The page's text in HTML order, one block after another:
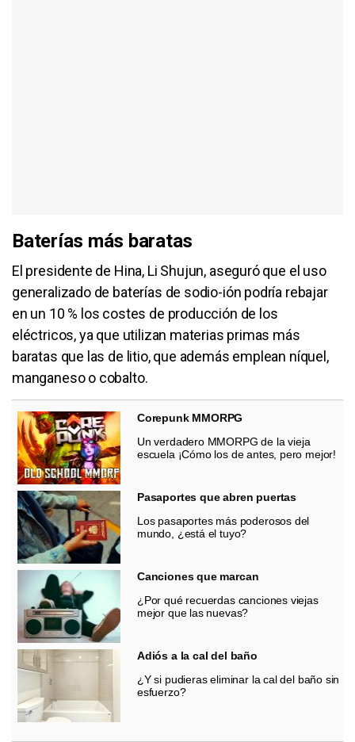
Baterías más baratas
El presidente de Hina, Li Shujun, aseguró que el uso
generalizado de baterías de sodio-ión podría rebajar
en un 10 % los costes de producción de los
eléctricos, ya que utilizan materias primas más
baratas que las de litio, que además emplean níquel,
manganeso o cobalto.
Corepunk MMORPG
Un verdadero MMORPG de la vieja
escuela ¡Cómo los de antes, pero mejor!
Pasaportes que abren puertas
Los pasaportes más poderosos del
mundo, ¿está el tuyo?
Canciones que marcan
¿Por qué recuerdas canciones viejas
mejor que las nuevas?
Adiós a la cal del baño
¿Y si pudieras eliminar la cal del baño sin
esfuerzo?